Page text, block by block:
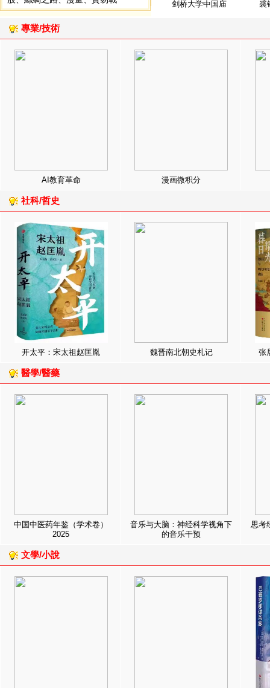
剑桥大学中国庙 裘
專業/技術
AI教育革命 漫画微积分
社科/哲史
开太平：宋太祖赵匡胤 魏晋南北朝史札记 张
醫學/醫藥
中国中医药年鉴（学术卷）
2025
音乐与大脑：神经科学视角下
的音乐干预
思考
文學/小說